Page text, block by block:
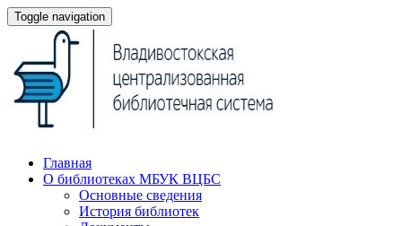
Toggle navigation
Главная
О библиотеках МБУК ВЦБС
Основные сведения
История библиотек